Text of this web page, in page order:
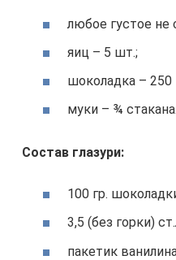
любое густое не
яиц – 5 шт.;
шоколадка – 250
муки – ¾ стакана.
Состав глазури:
100 гр.
3,5 (без горки)
пакетик